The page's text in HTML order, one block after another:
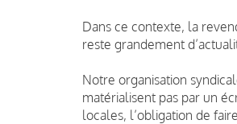
Dans ce contexte, la
reste grandement
Notre organisation
matérialisent pas par un
locales, l’obligation de